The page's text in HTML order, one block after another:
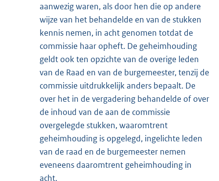
aanwezig waren, als door hen die op andere
wijze van het behandelde en van de stukken
kennis nemen, in acht genomen totdat de
commissie haar opheft. De geheimhouding
geldt ook ten opzichte van de overige leden
van de Raad en van de burgemeester, tenzij de
commissie uitdrukkelijk anders bepaalt. De
over het in de vergadering behandelde of over
de inhoud van de aan de commissie
overgelegde stukken, waaromtrent
geheimhouding is opgelegd, ingelichte leden
van de raad en de burgemeester nemen
eveneens daaromtrent geheimhouding in
acht.